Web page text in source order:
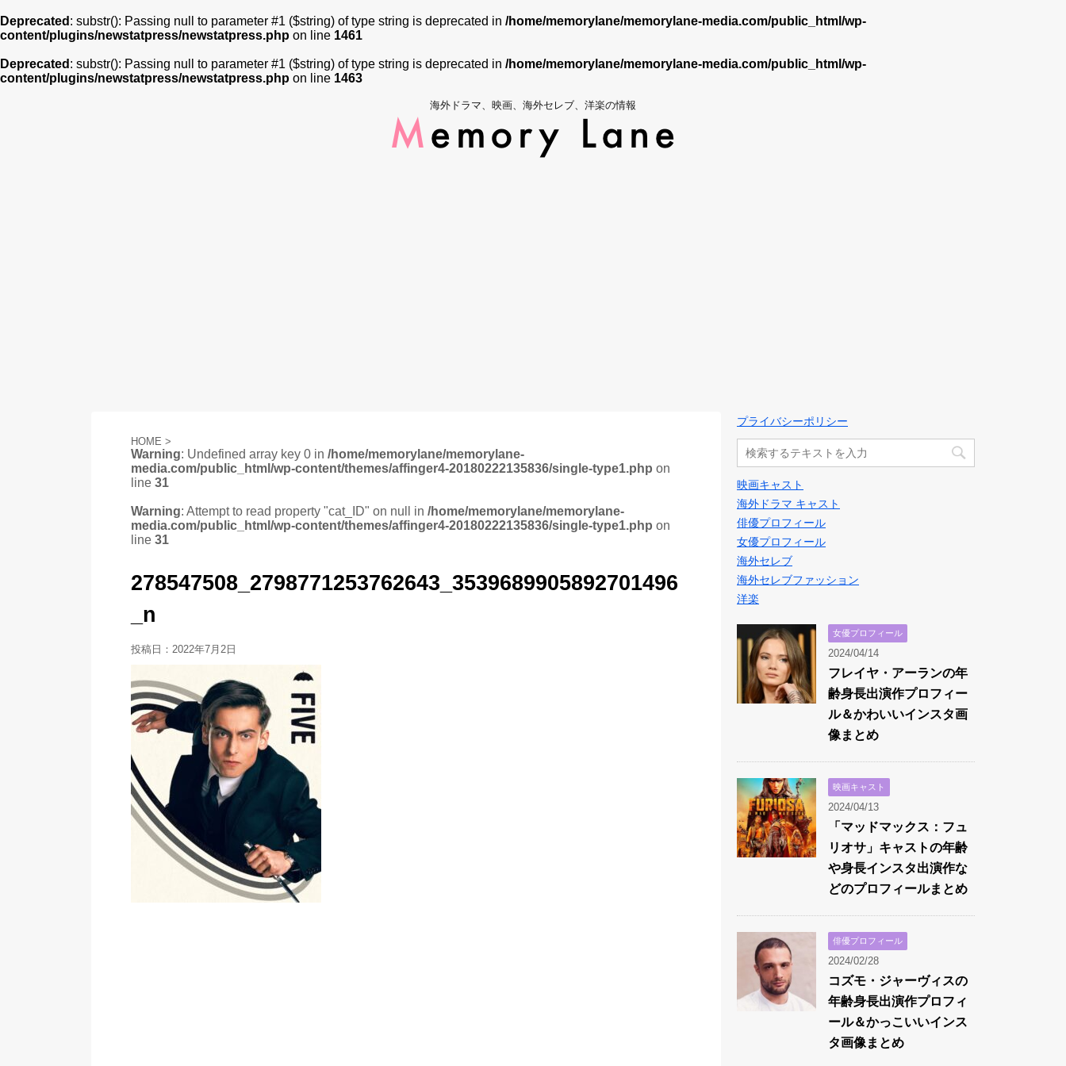
Deprecated : substr(): Passing null to parameter #1 ($string) of type string is deprecated in /home/memorylane/memorylane-media.com/public_html/wp-
content/plugins/newstatpress/newstatpress.php on line 1461
Deprecated : substr(): Passing null to parameter #1 ($string) of type string is deprecated in /home/memorylane/memorylane-media.com/public_html/wp-
content/plugins/newstatpress/newstatpress.php on line 1463
海外ドラマ、映画、海外セレブ、洋楽の情報
HOME >
Warning: Undefined array key 0 in /home/memorylane/memorylane-
media.com/public_html/wp-content/themes/affinger4-20180222135836/single-type1.php on
line 31
Warning: Attempt to read property "cat_ID" on null in /home/memorylane/memorylane-
media.com/public_html/wp-content/themes/affinger4-20180222135836/single-type1.php on
line 31
278547508_2798771253762643_3539689905892701496
_n
投稿日： 2022年7月2日
プライバシーポリシー
映画キャスト
海外ドラマ キャスト
俳優プロフィール
女優プロフィール
海外セレブ
海外セレブファッション
洋楽
女優プロフィール
2024/04/14
フレイヤ・アーランの年
齢身長出演作プロフィー
ル＆かわいいインスタ画
像まとめ
映画キャスト
2024/04/13
「マッドマックス：フュ
リオサ」キャストの年齢
や身長インスタ出演作な
どのプロフィールまとめ
俳優プロフィール
2024/02/28
コズモ・ジャーヴィスの
年齢身長出演作プロフィ
ール＆かっこいいインス
タ画像まとめ